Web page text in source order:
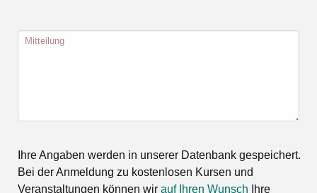
Mitteilung
Ihre Angaben werden in unserer Datenbank gespeichert.
Bei der Anmeldung zu kostenlosen Kursen und
Veranstaltungen können wir auf Ihren Wunsch Ihre